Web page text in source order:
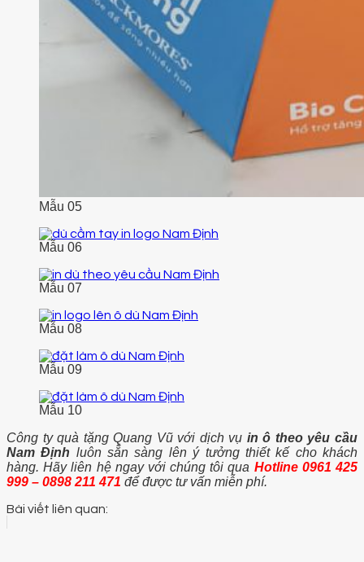
Mẫu 05
Mẫu 06
Mẫu 07
Mẫu 08
Mẫu 09
Mẫu 10
Công ty quà tặng Quang Vũ với dịch vụ in ô theo yêu cầu
Nam Định luôn sẵn sàng lên ý tưởng thiết kế cho khách
hàng. Hãy liên hệ ngay với chúng tôi qua Hotline 0961 425
999 – 0898 211 471 để được tư vấn miễn phí.
Bài viết liên quan: